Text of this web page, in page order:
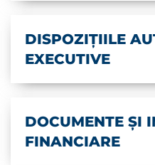
DISPOZIȚIILE
EXECUTIVE
DOCUMENTE ȘI
FINANCIARE